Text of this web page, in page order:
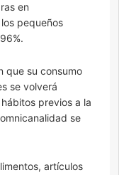
en
pequeños
que su consumo
se volverá
previos a la
se
artículos